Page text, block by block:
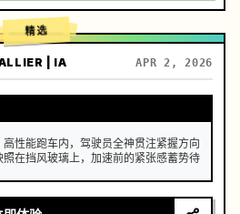
精选
| IA APR 2, 2026
性能跑车内，驾驶员全神贯注紧握方向
在挡风玻璃上，加速前的紧张感蓄势待
快速多角度系统，内景特写 → 肩后视角